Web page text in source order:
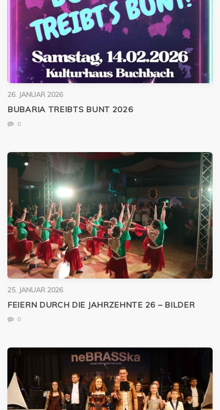
26. JANUAR 2026
BUBARIA TREIBTS BUNT 2026
0
25. JANUAR 2026
FEIERN DURCH DIE JAHRZEHNTE 26 – BILDER
0